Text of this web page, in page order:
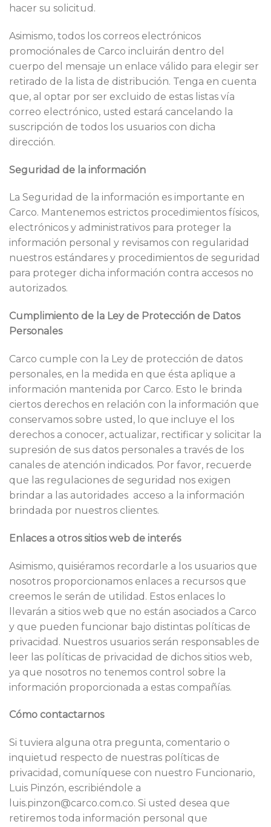
hacer su solicitud.
Asimismo, todos los correos electrónicos
promociónales de Carco incluirán dentro del
cuerpo del mensaje un enlace válido para elegir ser
retirado de la lista de distribución. Tenga en cuenta
que, al optar por ser excluido de estas listas vía
correo electrónico, usted estará cancelando la
suscripción de todos los usuarios con dicha
dirección.
Seguridad de la información
La Seguridad de la información es importante en
Carco. Mantenemos estrictos procedimientos físicos,
electrónicos y administrativos para proteger la
información personal y revisamos con regularidad
nuestros estándares y procedimientos de seguridad
para proteger dicha información contra accesos no
autorizados.
Cumplimiento de la Ley de Protección de Datos
Personales
Carco cumple con la Ley de protección de datos
personales, en la medida en que ésta aplique a
información mantenida por Carco. Esto le brinda
ciertos derechos en relación con la información que
conservamos sobre usted, lo que incluye el los
derechos a conocer, actualizar, rectificar y solicitar la
supresión de sus datos personales a través de los
canales de atención indicados. Por favor, recuerde
que las regulaciones de seguridad nos exigen
brindar a las autoridades acceso a la información
brindada por nuestros clientes.
Enlaces a otros sitios web de interés
Asimismo, quisiéramos recordarle a los usuarios que
nosotros proporcionamos enlaces a recursos que
creemos le serán de utilidad. Estos enlaces lo
llevarán a sitios web que no están asociados a Carco
y que pueden funcionar bajo distintas políticas de
privacidad. Nuestros usuarios serán responsables de
leer las políticas de privacidad de dichos sitios web,
ya que nosotros no tenemos control sobre la
información proporcionada a estas compañías.
Cómo contactarnos
Si tuviera alguna otra pregunta, comentario o
inquietud respecto de nuestras políticas de
privacidad, comuníquese con nuestro Funcionario,
Luis Pinzón, escribiéndole a
luis.pinzon@carco.com.co. Si usted desea que
retiremos toda información personal que